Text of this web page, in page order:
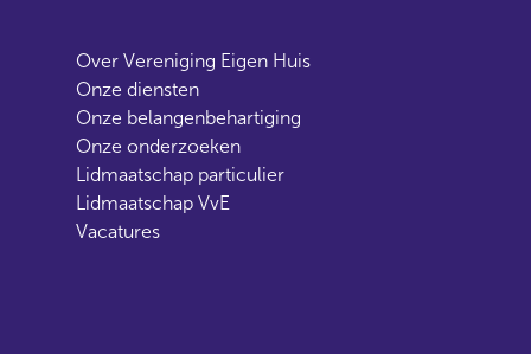
Over Vereniging Eigen Huis
Onze diensten
Onze belangenbehartiging
Onze onderzoeken
Lidmaatschap particulier
Lidmaatschap VvE
Vacatures